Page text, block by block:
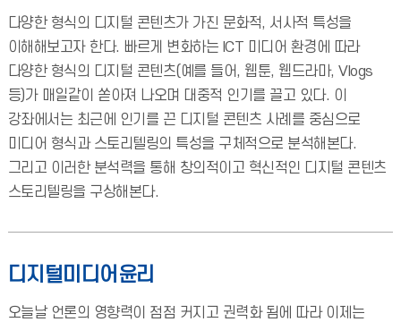
다양한 형식의 디지털 콘텐츠가 가진 문화적, 서사적 특성을
이해해보고자 한다. 빠르게 변화하는 ICT 미디어 환경에 따라
다양한 형식의 디지털 콘텐츠(예를 들어, 웹툰, 웹드라마, Vlogs
등)가 매일같이 쏟아져 나오며 대중적 인기를 끌고 있다. 이
강좌에서는 최근에 인기를 끈 디지털 콘텐츠 사례를 중심으로
미디어 형식과 스토리텔링의 특성을 구체적으로 분석해본다.
그리고 이러한 분석력을 통해 창의적이고 혁신적인 디지털 콘텐츠
스토리텔링을 구상해본다.
디지털미디어윤리
오늘날 언론의 영향력이 점점 커지고 권력화 됨에 따라 이제는